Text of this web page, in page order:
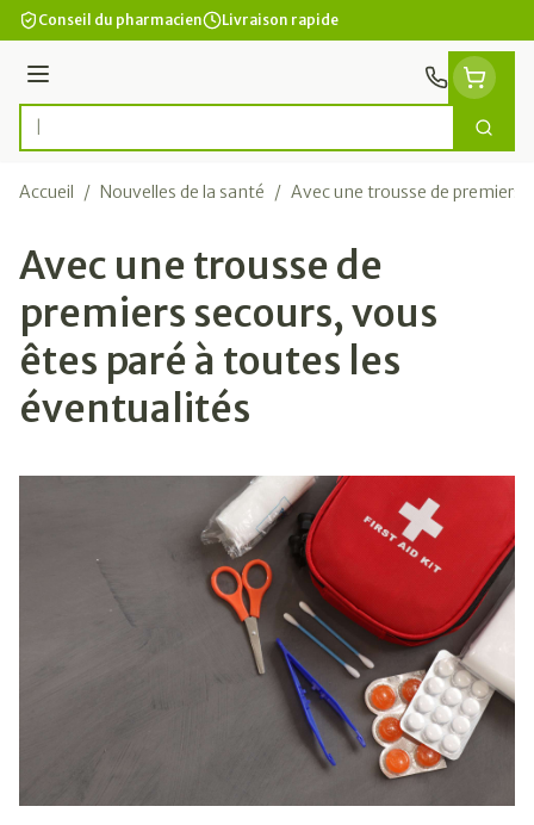
Aller au contenu
Conseil du pharmacien Livraison rapide
Menu
Rechercher
Accueil / Nouvelles de la santé / Avec une trousse de premiers
Avec une trousse de
premiers secours, vous
êtes paré à toutes les
éventualités